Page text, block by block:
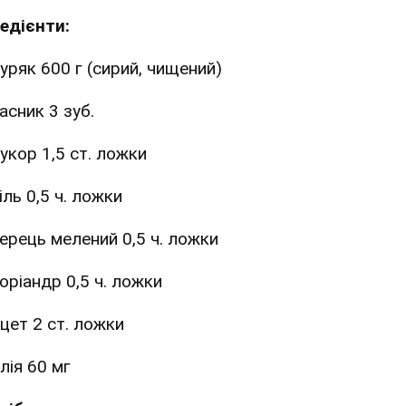
600 г (сирий, чищений)
3 зуб.
1,5 ст. ложки
0,5 ч. ложки
мелений 0,5 ч. ложки
0,5 ч. ложки
2 ст. ложки
60 мг